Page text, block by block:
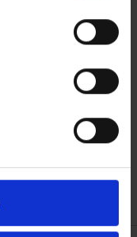
SUSCRIPCIÓN
CAPITALES DE
PROVINCIA 4
949,00 €
registrados